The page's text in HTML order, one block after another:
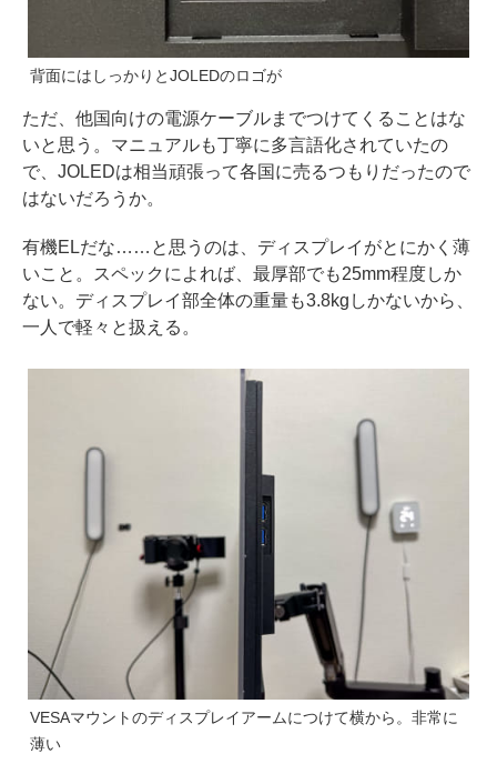
背面にはしっかりとJOLEDのロゴが
ただ、他国向けの電源ケーブルまでつけてくることはな
いと思う。マニュアルも丁寧に多言語化されていたの
で、JOLEDは相当頑張って各国に売るつもりだったので
はないだろうか。
有機ELだな……と思うのは、ディスプレイがとにかく薄
いこと。スペックによれば、最厚部でも25mm程度しか
ない。ディスプレイ部全体の重量も3.8kgしかないから、
一人で軽々と扱える。
VESAマウントのディスプレイアームにつけて横から。非常に
薄い